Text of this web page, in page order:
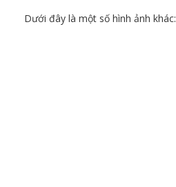
Dưới đây là một số hình ảnh khác: